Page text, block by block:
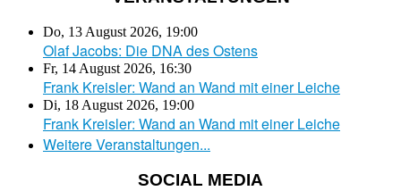
Do, 13 August 2026, 19:00
Olaf Jacobs: Die DNA des Ostens
Fr, 14 August 2026, 16:30
Frank Kreisler: Wand an Wand mit einer Leiche
Di, 18 August 2026, 19:00
Frank Kreisler: Wand an Wand mit einer Leiche
Weitere Veranstaltungen...
SOCIAL MEDIA